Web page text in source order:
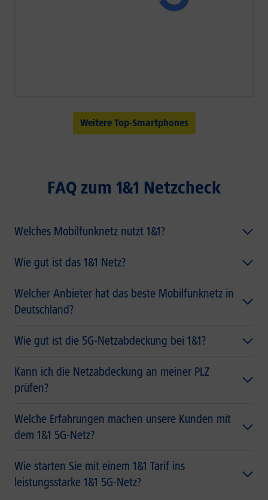
Weitere Top-Smartphones
FAQ zum 1&1 Netzcheck
Welches Mobilfunknetz nutzt 1&1?
Wie gut ist das 1&1 Netz?
Welcher Anbieter hat das beste Mobilfunknetz in
Deutschland?
Wie gut ist die 5G-Netzabdeckung bei 1&1?
Kann ich die Netzabdeckung an meiner PLZ
prüfen?
Welche Erfahrungen machen unsere Kunden mit
dem 1&1 5G-Netz?
Wie starten Sie mit einem 1&1 Tarif ins
leistungsstarke 1&1 5G-Netz?